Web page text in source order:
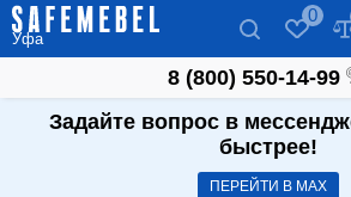
Уфа
0
8 (800) 550-14-99
Задайте вопрос в
быстрее!
ПЕРЕЙТИ В МАХ